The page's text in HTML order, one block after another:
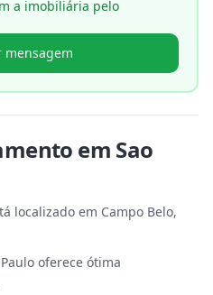
a imobiliária pelo
mensagem
em Sao
localizado em Campo Belo,
oferece ótima